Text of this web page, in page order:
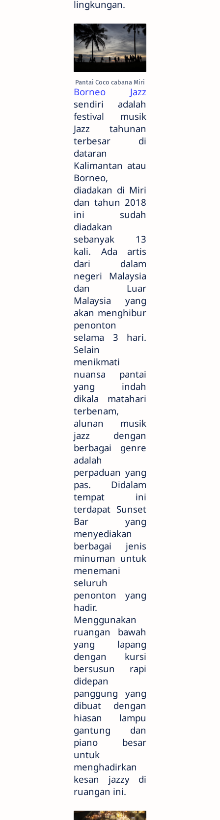
lingkungan.
Pantai Coco cabana Miri
Borneo Jazz
sendiri adalah
festival musik
Jazz tahunan
terbesar di
dataran
Kalimantan atau
Borneo,
diadakan di Miri
dan tahun 2018
ini sudah
diadakan
sebanyak 13
kali. Ada artis
dari dalam
negeri Malaysia
dan Luar
Malaysia yang
akan menghibur
penonton
selama 3 hari.
Selain
menikmati
nuansa pantai
yang indah
dikala matahari
terbenam,
alunan musik
jazz dengan
berbagai genre
adalah
perpaduan yang
pas. Didalam
tempat ini
terdapat Sunset
Bar yang
menyediakan
berbagai jenis
minuman untuk
menemani
seluruh
penonton yang
hadir.
Menggunakan
ruangan bawah
yang lapang
dengan kursi
bersusun rapi
didepan
panggung yang
dibuat dengan
hiasan lampu
gantung dan
piano besar
untuk
menghadirkan
kesan jazzy di
ruangan ini.